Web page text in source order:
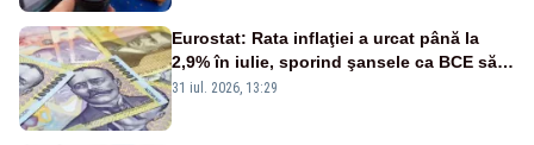
Eurostat: Rata inflaţiei a urcat până la
2,9% în iulie, sporind şansele ca BCE să
majoreze dobânda
31 iul. 2026, 13:29